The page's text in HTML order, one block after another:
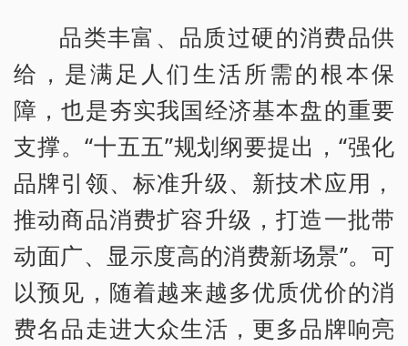
品类丰富、品质过硬的消费品供
给，是满足人们生活所需的根本保
障，也是夯实我国经济基本盘的重要
支撑。“十五五”规划纲要提出，“强化
品牌引领、标准升级、新技术应用，
推动商品消费扩容升级，打造一批带
动面广、显示度高的消费新场景”。可
以预见，随着越来越多优质优价的消
费名品走进大众生活，更多品牌响亮